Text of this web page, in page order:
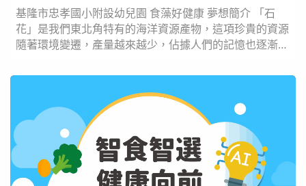
基隆市忠孝國小附設幼兒園 食藻好健康 夢想簡介 「石
花」是我們東北角特有的海洋資源產物，這項珍貴的資源
隨著環境變遷，產量越來越少，佔據人們的記憶也逐漸降
我們將利用我們的夢想行動喚起大家對石花的共鳴！推廣
天然食材的同時並豐富我們的海洋漁業文化，用我們的夢
想計畫一步一步的實踐，透過「食藻好健康」不僅能幫助
我們對文化的認識，更能凝聚我們對這片土地的情感，...